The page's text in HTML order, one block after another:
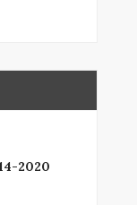
2020